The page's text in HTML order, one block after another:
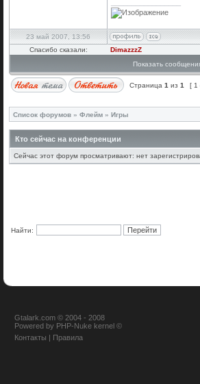
23 май 2007, 13:56
Спасибо сказали:
DimazzzZ
Показать
Страница 1 из 1 [ 1
Список форумов » Флейм » Игры
Кто сейчас на конференции
Сейчас этот форум просматривают: нет
Найти:
Gtalark.com © 2004 - 2008
Powered by PHP-Nuke kernel ©
Контакты | Правила